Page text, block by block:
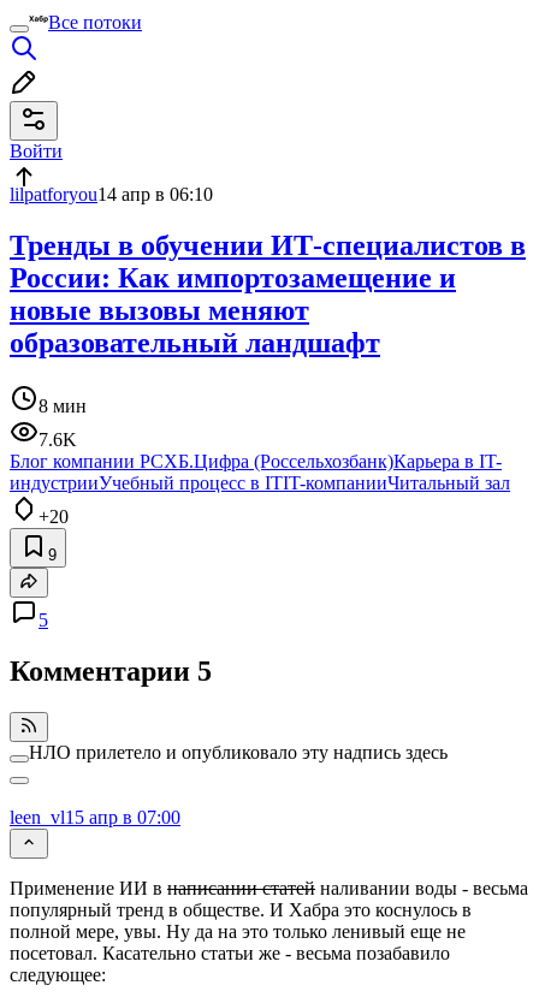
Все потоки
Войти
lilpatforyou14 апр в 06:10
Тренды в обучении ИТ-специалистов в
России: Как импортозамещение и
новые вызовы меняют
образовательный ландшафт
8 мин
7.6K
Блог компании РСХБ.Цифра (Россельхозбанк)Карьера в IT-
индустрииУчебный процесс в ITIT-компанииЧитальный зал
+20
9
5
Комментарии 5
НЛО прилетело и опубликовало эту надпись здесь
leen_vl15 апр в 07:00
Применение ИИ в написании статей наливании воды - весьма
популярный тренд в обществе. И Хабра это коснулось в
полной мере, увы. Ну да на это только ленивый еще не
посетовал. Касательно статьи же - весьма позабавило
следующее: